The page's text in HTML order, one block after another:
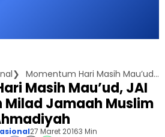
Momentum Hari Masih Mau’ud, JAI Jogja Adakan Milad Jamaah Muslim Ahmadiyah
Masih Mau’ud, JAI
Milad Jamaah Muslim
27 Maret 20163 Min